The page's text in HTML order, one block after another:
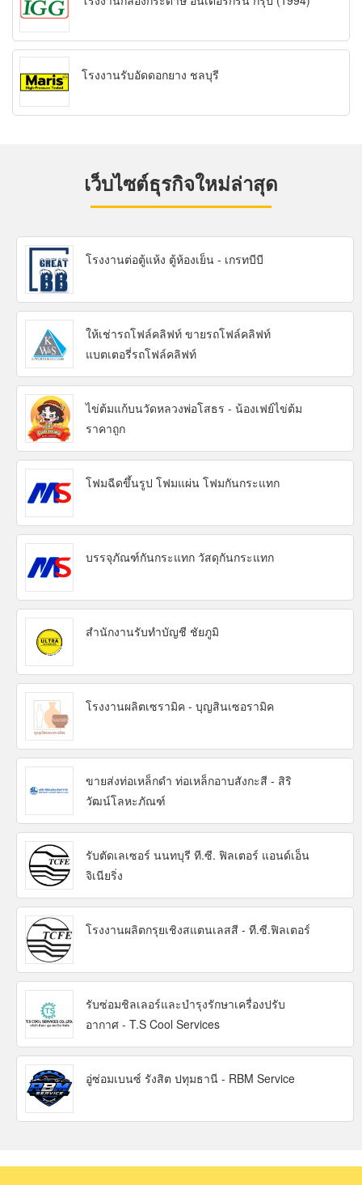
โรงงานรับอัดดอกยาง ชลบุรี
เว็บไซต์ธุรกิจใหม่ล่าสุด
โรงงานต่อตู้แห้ง ตู้ห้องเย็น - เกรทบีบี
ให้เช่ารถโฟล์คลิฟท์ ขายรถโฟล์คลิฟท์
แบตเตอรี่รถโฟล์คลิฟท์
ไข่ต้มแก้บนวัดหลวงพ่อโสธร - น้องเฟย์ไข่ต้ม
ราคาถูก
โฟมฉีดขึ้นรูป โฟมแผ่น โฟมกันกระแทก
บรรจุภัณฑ์กันกระแทก วัสดุกันกระแทก
สำนักงานรับทำบัญชี ชัยภูมิ
โรงงานผลิตเซรามิค - บุญสินเซอรามิค
ขายส่งท่อเหล็กดำ ท่อเหล็กอาบสังกะสี - สิริ
วัฒน์โลหะภัณฑ์
รับตัดเลเซอร์ นนทบุรี ที.ซี. ฟิลเตอร์ แอนด์เอ็น
จิเนียริ่ง
โรงงานผลิตกรุยเชิงสแตนเลสสี - ที.ซี.ฟิลเตอร์
รับซ่อมชิลเลอร์และบำรุงรักษาเครื่องปรับ
อากาศ - T.S Cool Services
อู่ซ่อมเบนซ์ รังสิต ปทุมธานี - RBM Service